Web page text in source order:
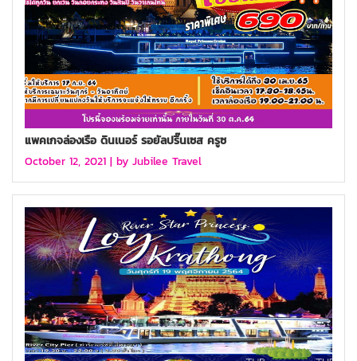
แพคเกจล่องเรือ ดินเนอร์ รอยัลปริ๊นเซส ครูซ
October 12, 2021 | by Jubilee Travel